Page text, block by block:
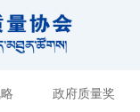
政府质量奖